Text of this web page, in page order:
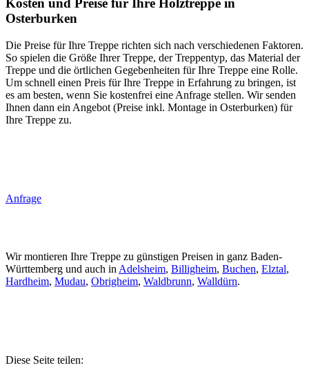
Kosten und Preise für Ihre Holztreppe in
Osterburken
Die Preise für Ihre Treppe richten sich nach verschiedenen Faktoren.
So spielen die Größe Ihrer Treppe, der Treppentyp, das Material der
Treppe und die örtlichen Gegebenheiten für Ihre Treppe eine Rolle.
Um schnell einen Preis für Ihre Treppe in Erfahrung zu bringen, ist
es am besten, wenn Sie kostenfrei eine Anfrage stellen. Wir senden
Ihnen dann ein Angebot (Preise inkl. Montage in Osterburken) für
Ihre Treppe zu.
Anfrage
Wir montieren Ihre Treppe zu günstigen Preisen in ganz Baden-
Württemberg und auch in Adelsheim, Billigheim, Buchen, Elztal,
Hardheim, Mudau, Obrigheim, Waldbrunn, Walldürn.
Diese Seite teilen: